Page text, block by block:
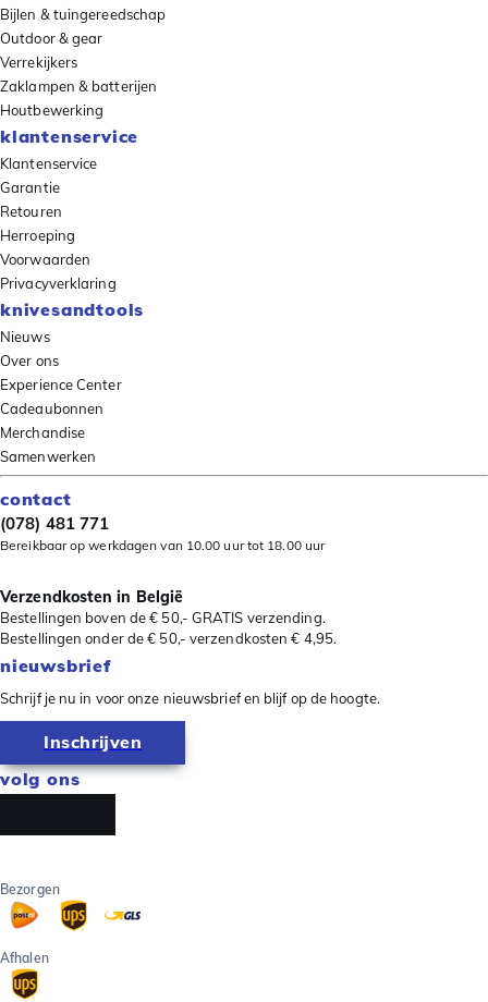
Bijlen & tuingereedschap
Outdoor & gear
Verrekijkers
Zaklampen & batterijen
Houtbewerking
klantenservice
Klantenservice
Garantie
Retouren
Herroeping
Voorwaarden
Privacyverklaring
knivesandtools
Nieuws
Over ons
Experience Center
Cadeaubonnen
Merchandise
Samenwerken
contact
(078) 481 771
Bereikbaar op werkdagen van 10.00 uur tot 18.00 uur
Verzendkosten in België
Bestellingen boven de € 50,- GRATIS verzending.
Bestellingen onder de € 50,- verzendkosten € 4,95.
nieuwsbrief
Schrijf je nu in voor onze nieuwsbrief en blijf op de hoogte.
Inschrijven
volg ons
Bezorgen
Afhalen